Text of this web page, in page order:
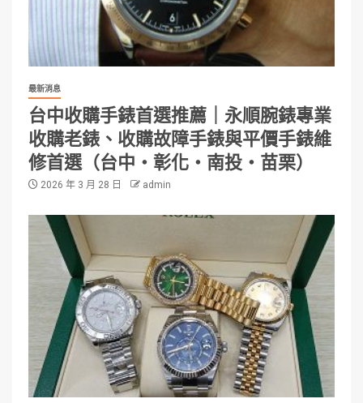
最新消息
台中收購手錶首選推薦｜永順腕錶專業
收購老錶、收購故障手錶與平價手錶維
修首選（台中・彰化・南投・苗栗）
2026 年 3 月 28 日 admin